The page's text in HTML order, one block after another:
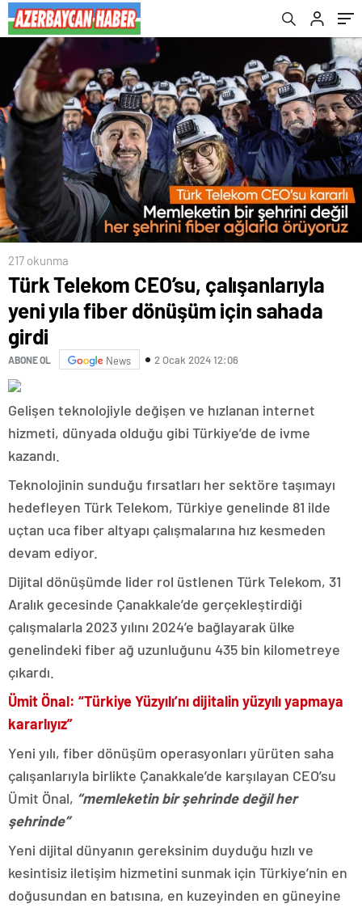
217 okunma
Türk Telekom CEO’su, çalışanlarıyla
yeni yıla fiber dönüşüm için sahada
girdi
ABONE OL News 2 Ocak 2024 12:06
Gelişen teknolojiyle değişen ve hızlanan internet
hizmeti, dünyada olduğu gibi Türkiye’de de ivme
kazandı.
Teknolojinin sunduğu fırsatları her sektöre taşımayı
hedefleyen Türk Telekom, Türkiye genelinde 81 ilde
uçtan uca fiber altyapı çalışmalarına hız kesmeden
devam ediyor.
Dijital dönüşümde lider rol üstlenen Türk Telekom, 31
Aralık gecesinde Çanakkale’de gerçekleştirdiği
çalışmalarla 2023 yılını 2024’e bağlayarak ülke
genelindeki fiber ağ uzunluğunu 435 bin kilometreye
çıkardı.
Ümit Önal: “Türkiye Yüzyılı’nı dijitalin yüzyılı yapmaya
kararlıyız”
Yeni yılı, fiber dönüşüm operasyonları yürüten saha
çalışanlarıyla birlikte Çanakkale’de karşılayan CEO’su
Ümit Önal, “memleketin bir şehrinde değil her
şehrinde”
Yeni dijital dünyanın gereksinim duyduğu hızlı ve
kesintisiz iletişim hizmetini sunmak için Türkiye’nin en
doğusundan en batısına, en kuzeyinden en güneyine